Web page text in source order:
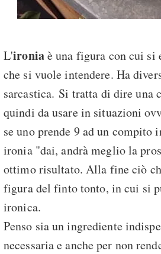
L'ironiaè una figura con cui
che si vuole intendere. Ha
sarcastica. Si tratta di dire una
quindi da usare in situazioni
se uno prende 9 ad un compito
ironia "dai, andrà meglio la
ottimo risultato. Alla fine ciò
figura del finto tonto, in cui si
ironica.
Penso sia un ingrediente
necessaria e anche per non